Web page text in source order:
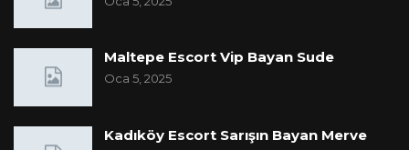
Maltepe Escort Vip Bayan Sude
Oca 5, 2025
Kadıköy Escort Sarışın Bayan Merve